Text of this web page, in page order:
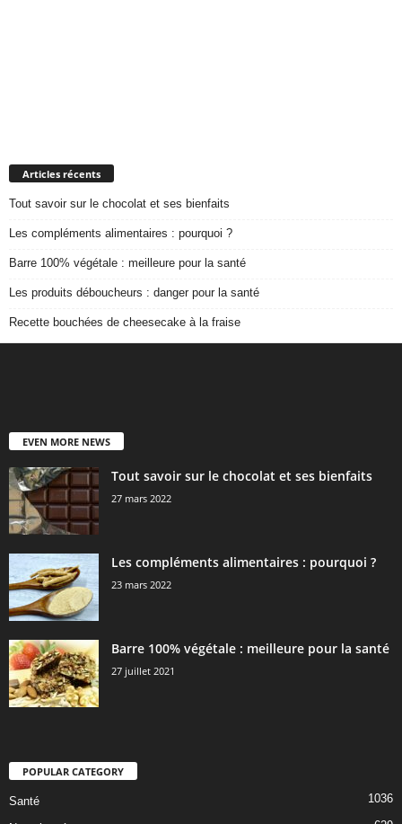
Articles récents
Tout savoir sur le chocolat et ses bienfaits
Les compléments alimentaires : pourquoi ?
Barre 100% végétale : meilleure pour la santé
Les produits déboucheurs : danger pour la santé
Recette bouchées de cheesecake à la fraise
EVEN MORE NEWS
Tout savoir sur le chocolat et ses bienfaits
27 mars 2022
Les compléments alimentaires : pourquoi ?
23 mars 2022
Barre 100% végétale : meilleure pour la santé
27 juillet 2021
POPULAR CATEGORY
Santé 1036